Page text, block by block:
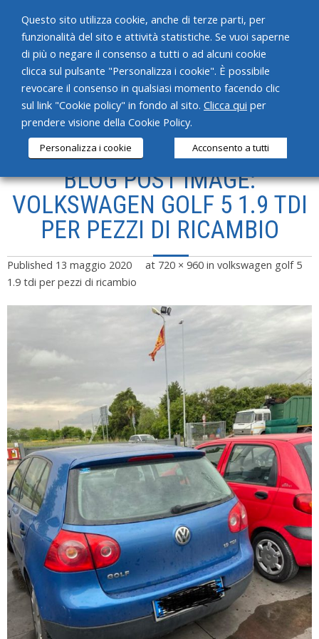
HOME
CHI SIAMO
SERVIZI
PRODOTTI
NEWS
CONTATTI
BLOG POST IMAGE:
VOLKSWAGEN GOLF 5 1.9 TDI
PER PEZZI DI RICAMBIO
Published 13 maggio 2020 at 720 × 960 in volkswagen golf 5
1.9 tdi per pezzi di ricambio
Questo sito utilizza cookie, anche di terze parti, per
funzionalità del sito e attività statistiche. Se vuoi saperne
di più o negare il consenso a tutti o ad alcuni cookie
clicca sul pulsante "Personalizza i cookie". È possibile
revocare il consenso in qualsiasi momento facendo clic
sul link "Cookie policy" in fondo al sito. Clicca qui per
prendere visione della Cookie Policy.
Personalizza i cookie Acconsento a tutti